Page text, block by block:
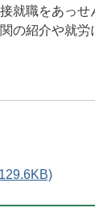
就職をあっせ
の紹介や就労